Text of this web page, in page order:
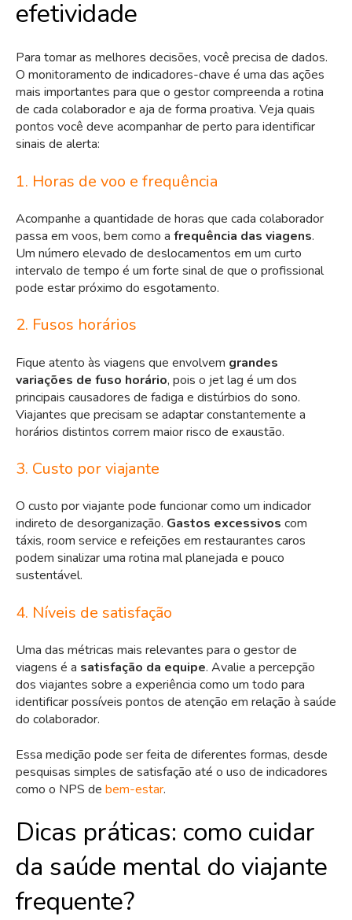
efetividade
Para tomar as melhores decisões, você precisa de dados.
O monitoramento de indicadores-chave é uma das ações
mais importantes para que o gestor compreenda a rotina
de cada colaborador e aja de forma proativa. Veja quais
pontos você deve acompanhar de perto para identificar
sinais de alerta:
1. Horas de voo e frequência
Acompanhe a quantidade de horas que cada colaborador
passa em voos, bem como a frequência das viagens.
Um número elevado de deslocamentos em um curto
intervalo de tempo é um forte sinal de que o profissional
pode estar próximo do esgotamento.
2. Fusos horários
Fique atento às viagens que envolvem grandes
variações de fuso horário, pois o jet lag é um dos
principais causadores de fadiga e distúrbios do sono.
Viajantes que precisam se adaptar constantemente a
horários distintos correm maior risco de exaustão.
3. Custo por viajante
O custo por viajante pode funcionar como um indicador
indireto de desorganização. Gastos excessivos com
táxis, room service e refeições em restaurantes caros
podem sinalizar uma rotina mal planejada e pouco
sustentável.
4. Níveis de satisfação
Uma das métricas mais relevantes para o gestor de
viagens é a satisfação da equipe. Avalie a percepção
dos viajantes sobre a experiência como um todo para
identificar possíveis pontos de atenção em relação à saúde
do colaborador.
Essa medição pode ser feita de diferentes formas, desde
pesquisas simples de satisfação até o uso de indicadores
como o NPS de bem-estar.
Dicas práticas: como cuidar
da saúde mental do viajante
frequente?